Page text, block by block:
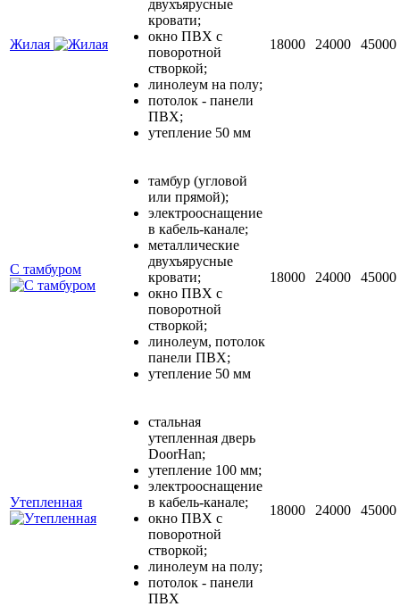
Жилая
двухъярусные
кровати;
окно ПВХ с
поворотной
створкой;
линолеум на полу;
потолок - панели
ПВХ;
утепление 50 мм
18000 24000 45000
С тамбуром
тамбур (угловой
или прямой);
электрооснащение
в кабель-канале;
металлические
двухъярусные
кровати;
окно ПВХ с
поворотной
створкой;
линолеум, потолок
панели ПВХ;
утепление 50 мм
18000 24000 45000
Утепленная
стальная
утепленная дверь
DoorHan;
утепление 100 мм;
электрооснащение
в кабель-канале;
окно ПВХ с
поворотной
створкой;
линолеум на полу;
потолок - панели
ПВХ
18000 24000 45000